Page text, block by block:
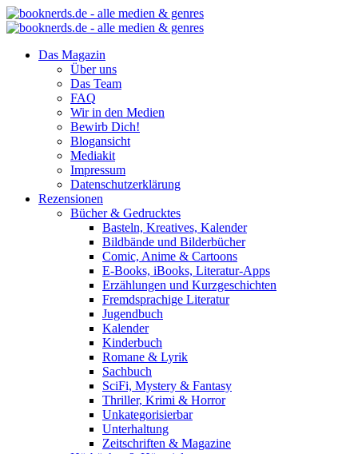
Das Magazin
Über uns
Das Team
FAQ
Wir in den Medien
Bewirb Dich!
Blogansicht
Mediakit
Impressum
Datenschutzerklärung
Rezensionen
Bücher & Gedrucktes
Basteln, Kreatives, Kalender
Bildbände und Bilderbücher
Comic, Anime & Cartoons
E-Books, iBooks, Literatur-Apps
Erzählungen und Kurzgeschichten
Fremdsprachige Literatur
Jugendbuch
Kalender
Kinderbuch
Romane & Lyrik
Sachbuch
SciFi, Mystery & Fantasy
Thriller, Krimi & Horror
Unkategorisierbar
Unterhaltung
Zeitschriften & Magazine